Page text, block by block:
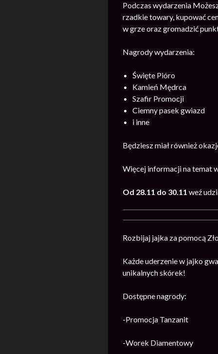
Podczas wydarzenia
rzadkie towary, kupować
w grze oraz gromadzić
Nagrody wydarzenia:
Święte Pióro
Kamień Mędrca
Szafir Promocji
Ciemny pasek gwiazd
i inne
Będziesz miał również
Więcej informacji na temat
Od 28.11 do 30.11 weź
Rozbijaj jajka za pomocą
Każde uderzenie w jajko
unikalnych skórek!
Dostępne nagrody:
-Promocja Tanzanit
-Worek Diamentowy